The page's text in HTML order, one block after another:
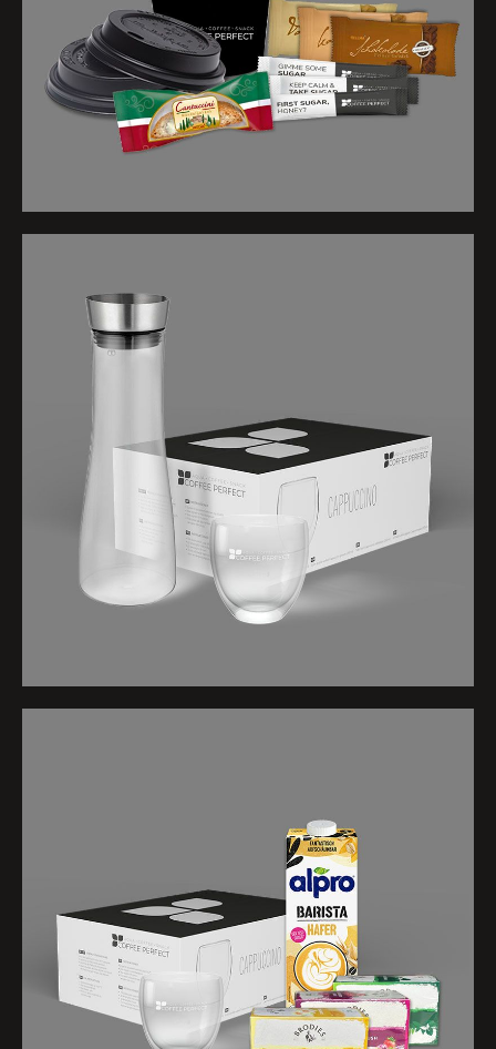
✓ Cantuccini 60x
✓ Feines Gebäck 3er-Mix 200x
✓ Zuckersticks 1000x
✓ Glaskaraffe 1,2 l 1x
✓ Wasserglas Classic 370 ml 6x
✓ Doppelwandgläser 260 ml
✓ Brodies Green Tea
✓ Brodies Tea Red Berry Crush
✓ Brodies Tea Camomile 1x